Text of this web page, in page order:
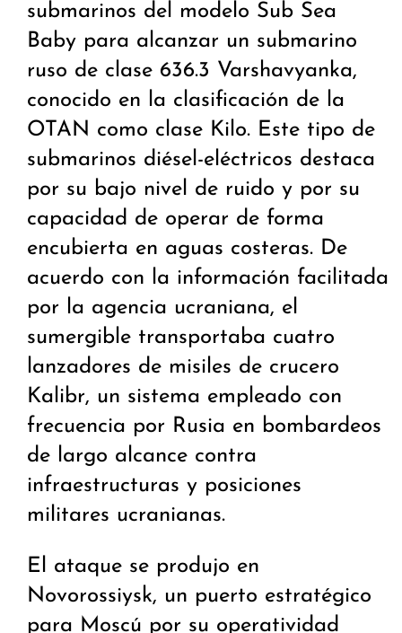
submarinos del modelo Sub Sea
Baby para alcanzar un submarino
ruso de clase 636.3 Varshavyanka,
conocido en la clasificación de la
OTAN como clase Kilo. Este tipo de
submarinos diésel-eléctricos destaca
por su bajo nivel de ruido y por su
capacidad de operar de forma
encubierta en aguas costeras. De
acuerdo con la información facilitada
por la agencia ucraniana, el
sumergible transportaba cuatro
lanzadores de misiles de crucero
Kalibr, un sistema empleado con
frecuencia por Rusia en bombardeos
de largo alcance contra
infraestructuras y posiciones
militares ucranianas.
El ataque se produjo en
Novorossiysk, un puerto estratégico
para Moscú por su operatividad